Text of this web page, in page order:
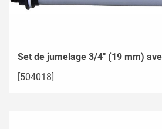
Set de jumelage 3/4" (19 mm)
[504018]